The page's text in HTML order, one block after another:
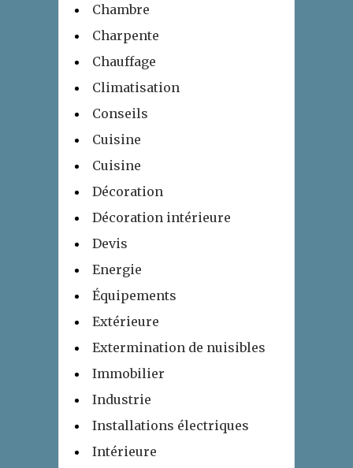
Chambre
Charpente
Chauffage
Climatisation
Conseils
Cuisine
Cuisine
Décoration
Décoration intérieure
Devis
Energie
Équipements
Extérieure
Extermination de nuisibles
Immobilier
Industrie
Installations électriques
Intérieure